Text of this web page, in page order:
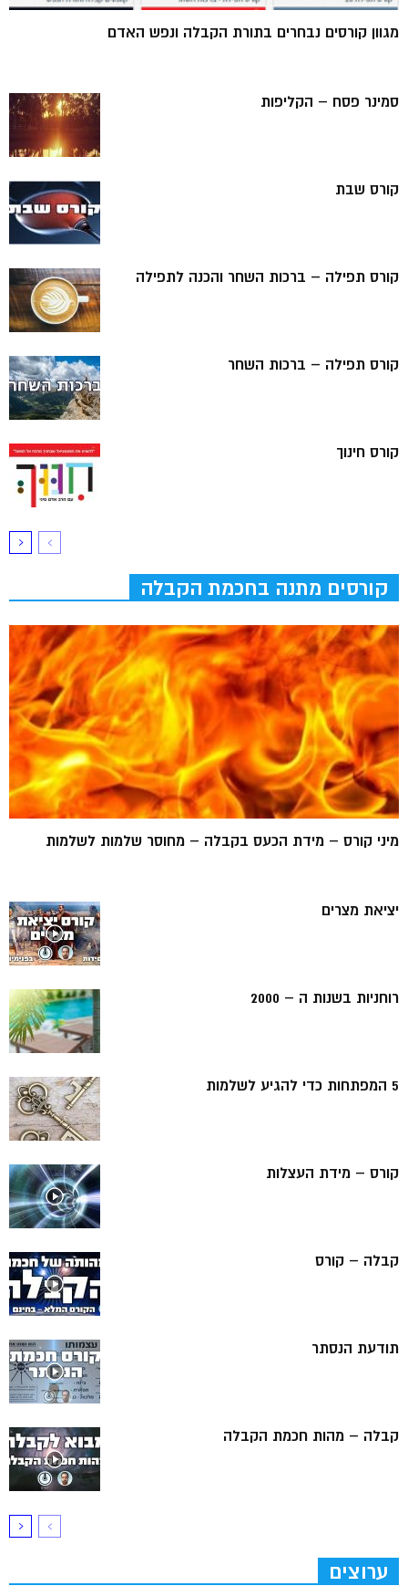
מגוון קורסים נבחרים בתורת הקבלה ונפש האדם
סמינר פסח – הקליפות
קורס שבת
קורס תפילה – ברכות השחר והכנה לתפילה
קורס תפילה – ברכות השחר
קורס חינוך
קורסים מתנה בחכמת הקבלה
מיני קורס – מידת הכעס בקבלה – מחוסר שלמות לשלמות
יציאת מצרים
רוחניות בשנות ה – 2000
5 המפתחות כדי להגיע לשלמות
קורס – מידת העצלות
קבלה – קורס
תודעת הנסתר
קבלה – מהות חכמת הקבלה
ערוצים